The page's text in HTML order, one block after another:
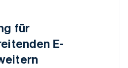
für
E-